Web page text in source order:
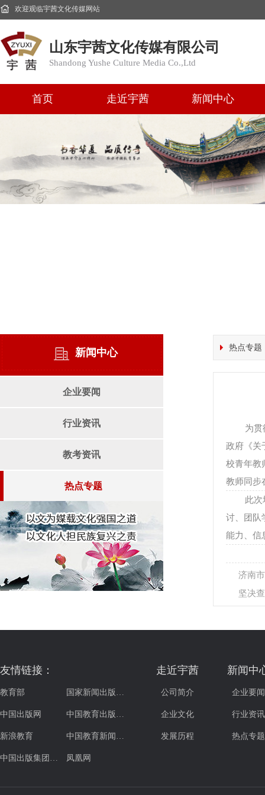
欢迎观临宇茜文化传媒网站
山东宇茜文化传媒有限公司
Shandong Yushe Culture Media Co.,Ltd
首页 走近宇茜 新闻中心
新闻中心
企业要闻
行业资讯
教考资讯
热点专题
热点专题
为贯
政府《关
校青年教
教师同步
此次
讨、团队
能力、信
济南
坚决
友情链接：
教育部 国家新闻出版…
中国出版网 中国教育出版…
新浪教育 中国教育新闻…
中国出版集团… 凤凰网
走近宇茜
公司简介
企业文化
发展历程
新闻中
企业要闻
行业资讯
热点专题